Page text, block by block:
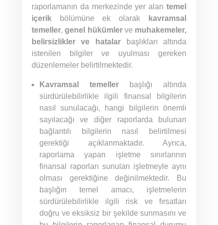
raporlamanın da merkezinde yer alantemel
içerikbölümüne ek olarak
kavramsal
temeller,genel hükümlerve muhakemeler,
belirsizlikler ve hatalar başlıkları altında
istenilen bilgiler ve uyulması gereken
düzenlemeler belirtilmektedir.
Kavramsal temellerbaşlığı altında
sürdürülebilirlikle ilgili finansal bilgilerin
nasıl sunulacağı, hangi bilgilerin önemli
sayılacağı ve diğer raporlarda bulunan
bağlantılı bilgilerin nasıl belirtilmesi
gerektiği açıklanmaktadır. Ayrıca,
raporlama yapan işletme sınırlarının
finansal raporları sunulan işletmeyle aynı
olması gerektiğine değinilmektedir. Bu
başlığın temel amacı, işletmelerin
sürdürülebilirlikle ilgili risk ve fırsatları
doğru ve eksiksiz bir şekilde sunmasını ve